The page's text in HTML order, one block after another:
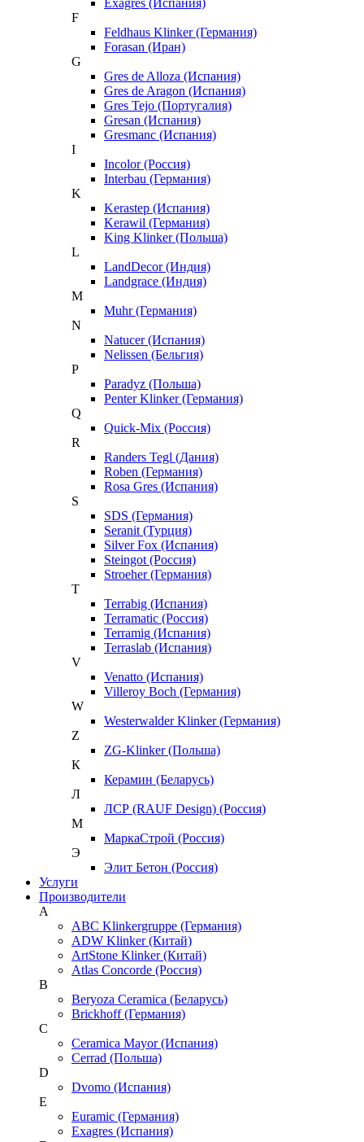
Exagres (Испания)
F
Feldhaus Klinker (Германия)
Forasan (Иран)
G
Gres de Alloza (Испания)
Gres de Aragon (Испания)
Gres Tejo (Португалия)
Gresan (Испания)
Gresmanc (Испания)
I
Incolor (Россия)
Interbau (Германия)
K
Kerastep (Испания)
Kerawil (Германия)
King Klinker (Польша)
L
LandDecor (Индия)
Landgrace (Индия)
M
Muhr (Германия)
N
Natucer (Испания)
Nelissen (Бельгия)
P
Paradyz (Польша)
Penter Klinker (Германия)
Q
Quick-Mix (Россия)
R
Randers Tegl (Дания)
Roben (Германия)
Rosa Gres (Испания)
S
SDS (Германия)
Seranit (Турция)
Silver Fox (Испания)
Steingot (Россия)
Stroeher (Германия)
T
Terrabig (Испания)
Terramatic (Россия)
Terramig (Испания)
Terraslab (Испания)
V
Venatto (Испания)
Villeroy Boch (Германия)
W
Westerwalder Klinker (Германия)
Z
ZG-Klinker (Польша)
К
Керамин (Беларусь)
Л
ЛСР (RAUF Design) (Россия)
М
МаркаСтрой (Россия)
Э
Элит Бетон (Россия)
Услуги
Производители
A
ABC Klinkergruppe (Германия)
ADW Klinker (Китай)
ArtStone Klinker (Китай)
Atlas Concorde (Россия)
B
Beryoza Ceramica (Беларусь)
Brickhoff (Германия)
C
Ceramica Mayor (Испания)
Cerrad (Польша)
D
Dvomo (Испания)
E
Euramic (Германия)
Exagres (Испания)